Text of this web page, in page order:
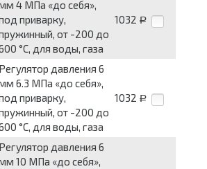
4 МПа «до себя»,
приварку,
от -200 до
°С, для воды, газа
1032 Р
Регулятор давления 6
6.3 МПа «до себя»,
приварку,
от -200 до
°С, для воды, газа
1032 Р
Регулятор давления 6
10 МПа «до себя»,